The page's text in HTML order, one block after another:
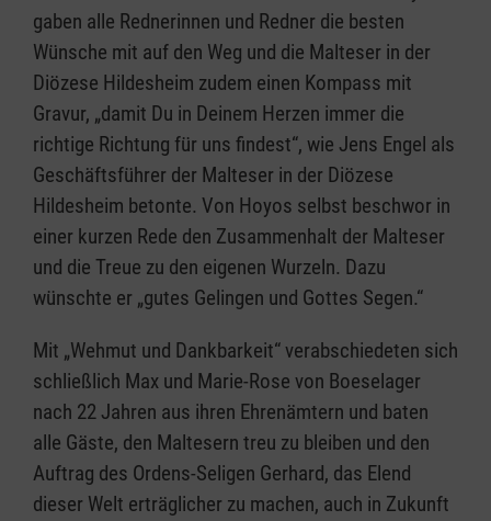
gaben alle Rednerinnen und Redner die besten
Wünsche mit auf den Weg und die Malteser in der
Diözese Hildesheim zudem einen Kompass mit
Gravur, „damit Du in Deinem Herzen immer die
richtige Richtung für uns findest“, wie Jens Engel als
Geschäftsführer der Malteser in der Diözese
Hildesheim betonte. Von Hoyos selbst beschwor in
einer kurzen Rede den Zusammenhalt der Malteser
und die Treue zu den eigenen Wurzeln. Dazu
wünschte er „gutes Gelingen und Gottes Segen.“
Mit „Wehmut und Dankbarkeit“ verabschiedeten sich
schließlich Max und Marie-Rose von Boeselager
nach 22 Jahren aus ihren Ehrenämtern und baten
alle Gäste, den Maltesern treu zu bleiben und den
Auftrag des Ordens-Seligen Gerhard, das Elend
dieser Welt erträglicher zu machen, auch in Zukunft